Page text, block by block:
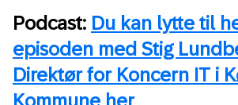
Podcast: Du kan lytte til
episoden med Stig
Direktør for Koncern IT i
Kommune her.